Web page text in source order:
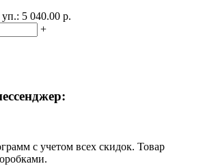
5 040.00 p.
+
с учетом всех скидок. Товар